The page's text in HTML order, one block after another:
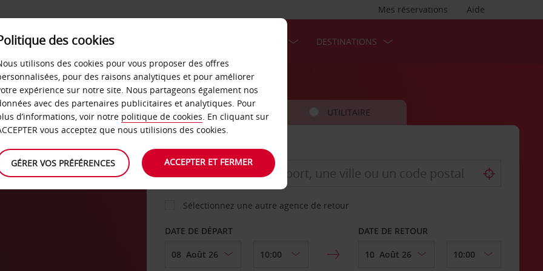
Aide
Mes réservations
LIBRE-SERVICE DESTINATIONS
VOITURE UTILITAIRE
AGENCE DE DÉPART
Sélectionnez une autre agence de retour
DATE DE DÉPART DATE DE RETOUR
des cookies
utilisons des cookies pour vous proposer des offres
pour des raisons analytiques et pour améliorer
expérience sur notre site. Nous partageons également nos
avec des partenaires publicitaires et analytiques. Pour
d’informations, voir notre politique de cookies. En cliquant sur
vous acceptez que nous utilisions des cookies.
GÉRER VOS PRÉFÉRENCES ACCEPTER ET FERMER